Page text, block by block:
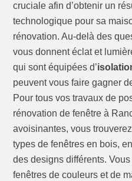
cruciale afin d’obtenir un
technologique pour sa
rénovation. Au-delà des
vous donnent éclat et
qui sont équipées d’
peuvent vous faire gagner
Pour tous vos travaux de
rénovation de fenêtre à
avoisinantes, vous
types de fenêtres en bois,
des designs différents.
fenêtres de couleurs et de